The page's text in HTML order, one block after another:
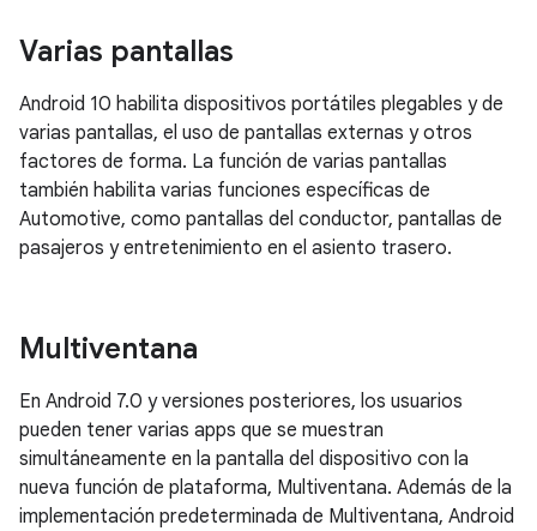
Varias pantallas
Android 10 habilita dispositivos portátiles plegables y de
varias pantallas, el uso de pantallas externas y otros
factores de forma. La función de varias pantallas
también habilita varias funciones específicas de
Automotive, como pantallas del conductor, pantallas de
pasajeros y entretenimiento en el asiento trasero.
Multiventana
En Android 7.0 y versiones posteriores, los usuarios
pueden tener varias apps que se muestran
simultáneamente en la pantalla del dispositivo con la
nueva función de plataforma, Multiventana. Además de la
implementación predeterminada de Multiventana, Android